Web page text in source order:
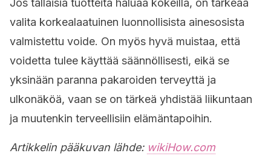
Jos tällaisia tuotteita haluaa kokeilla, on tärkeää
valita korkealaatuinen luonnollisista ainesosista
valmistettu voide. On myös hyvä muistaa, että
voidetta tulee käyttää säännöllisesti, eikä se
yksinään paranna pakaroiden terveyttä ja
ulkonäköä, vaan se on tärkeä yhdistää liikuntaan
ja muutenkin terveellisiin elämäntapoihin.
Artikkelin pääkuvan lähde: wikiHow.com